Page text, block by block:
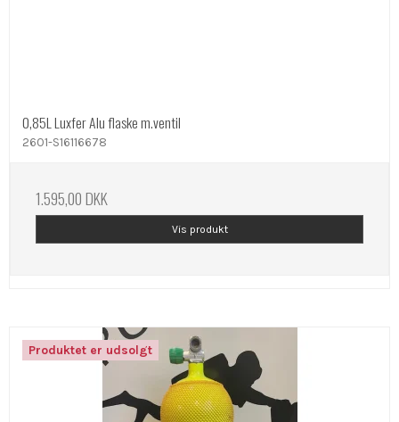
0,85L Luxfer Alu flaske m.ventil
2601-S16116678
1.595,00 DKK
Vis produkt
Produktet er udsolgt